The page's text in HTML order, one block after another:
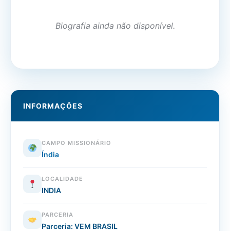
Biografia ainda não disponível.
INFORMAÇÕES
CAMPO MISSIONÁRIO
Índia
LOCALIDADE
INDIA
PARCERIA
Parceria: VEM BRASIL